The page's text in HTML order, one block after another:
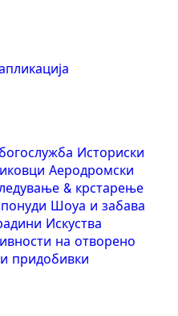
Историски
Аеродромски
& крстарење
Шоуа и забава
Искуства
на отворено
придобивки